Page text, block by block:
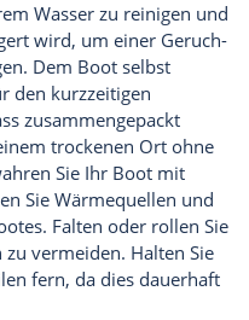
Wasser zu reinigen und
wird, um einer Geruch-
Dem Boot selbst
den kurzzeitigen
zusammengepackt
trockenen Ort ohne
Sie Ihr Boot mit
Sie Wärmequellen und
Falten oder rollen Sie
vermeiden. Halten Sie
fern, da dies dauerhaft